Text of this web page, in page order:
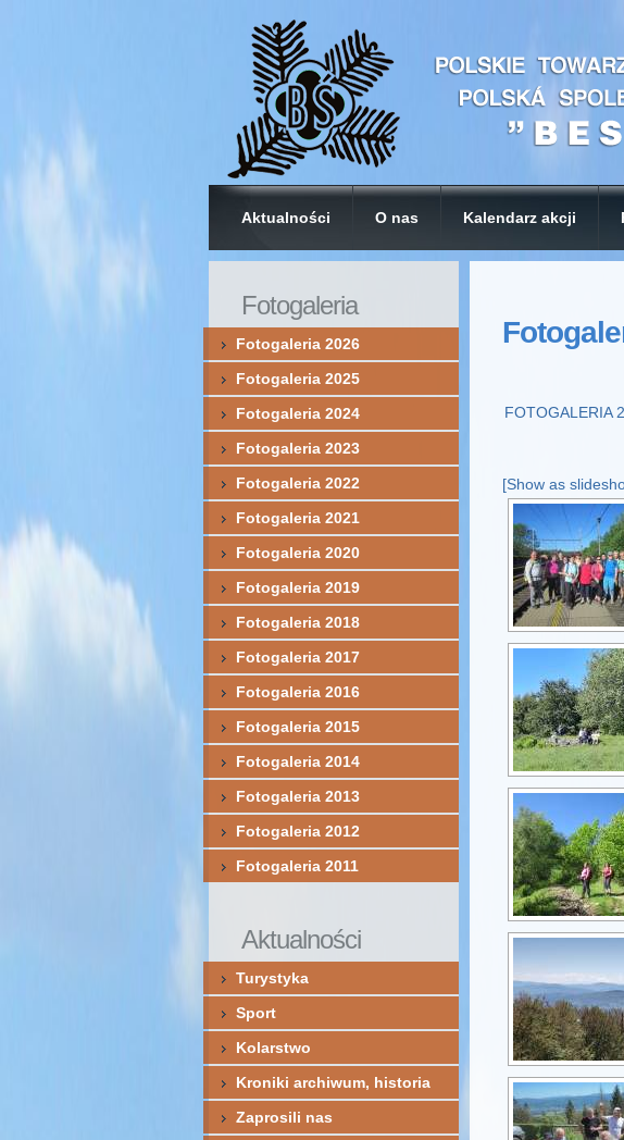
Aktualności O nas Kalendarz akcji
FOTOGALERIA
[Show as
Fotogaleria
Fotogaleria 2026
Fotogaleria 2025
Fotogaleria 2024
Fotogaleria 2023
Fotogaleria 2022
Fotogaleria 2021
Fotogaleria 2020
Fotogaleria 2019
Fotogaleria 2018
Fotogaleria 2017
Fotogaleria 2016
Fotogaleria 2015
Fotogaleria 2014
Fotogaleria 2013
Fotogaleria 2012
Fotogaleria 2011
Aktualności
Turystyka
Sport
Kolarstwo
Kroniki archiwum, historia
Zaprosili nas